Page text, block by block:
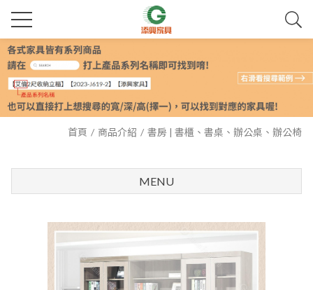
首頁 商品介紹 書房 | 書櫃、書桌、辦公桌、辦公椅
MENU